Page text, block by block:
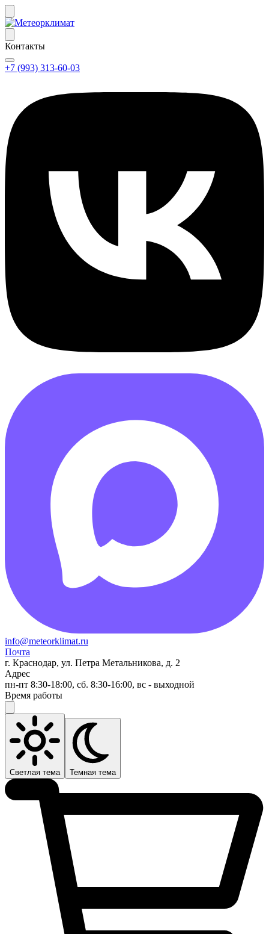
Контакты
+7 (993) 313-60-03
info@meteorklimat.ru
Почта
г. Краснодар, ул. Петра Метальникова, д. 2
Адрес
пн-пт 8:30-18:00, сб. 8:30-16:00, вс - выходной
Время работы
Светлая тема Темная тема